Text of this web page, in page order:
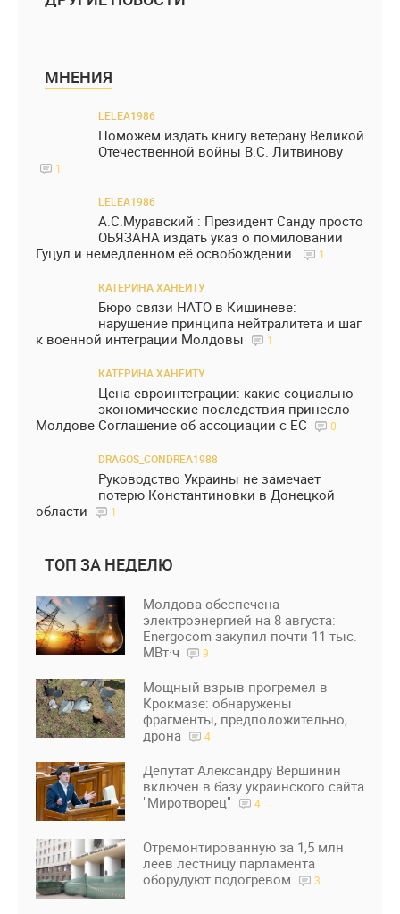
МНЕНИЯ
LELEA1986
Поможем издать книгу ветерану Великой
Отечественной войны В.С. Литвинову
1
LELEA1986
А.С.Муравский : Президент Санду просто
ОБЯЗАНА издать указ о помиловании
Гуцул и немедленном её освобождении.
1
КАТЕРИНА ХАНЕИТУ
Бюро связи НАТО в Кишиневе:
нарушение принципа нейтралитета и шаг
к военной интеграции Молдовы
1
КАТЕРИНА ХАНЕИТУ
Цена евроинтеграции: какие социально-
экономические последствия принесло
Молдове Соглашение об ассоциации с ЕС
0
DRAGOS_CONDREA1988
Руководство Украины не замечает
потерю Константиновки в Донецкой
области
1
ТОП ЗА НЕДЕЛЮ
Молдова обеспечена
электроэнергией на 8 августа:
Energocom закупил почти 11 тыс.
МВт·ч
9
Мощный взрыв прогремел в
Крокмазе: обнаружены
фрагменты, предположительно,
дрона
4
Депутат Александру Вершинин
включен в базу украинского сайта
"Миротворец"
4
Отремонтированную за 1,5 млн
леев лестницу парламента
оборудуют подогревом
3